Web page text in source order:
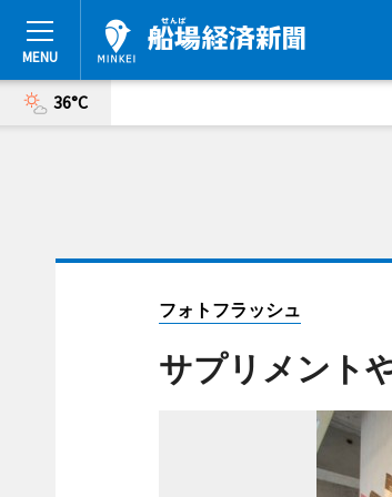
36°C
フォトフラッシュ
サプリメント